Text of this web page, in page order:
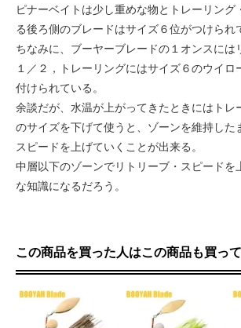
ピナーベイトは少し重めな物とトレーリング
る後ろ側のブレードはサイズ６位がつけられ
ちなみに、ブーヤーブレードの１オンスには
１／２，トレーリングにはサイズ６のウイロ
付けられている。
余談だが、水温が上がってきたときにはトレ
のサイズを下げて使うと、ゾーンを維持した
スピードを上げていくことが出来る。
中層以下のゾーンでリトリーブ・スピードを
な知識になるだろう。
この商品を買った人はこの商品も買っ